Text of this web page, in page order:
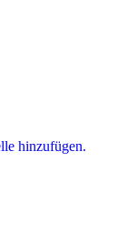
hinzufügen.